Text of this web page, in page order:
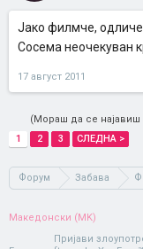
Јако филмче,
Сосема неочекуван
17 август 2011
(Мораш да се најавиш
1
2 3 СЛЕДНА >
Форум Забава
Македонски (MK)
Пријави